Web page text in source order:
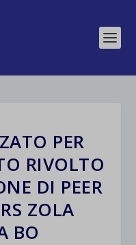
PER
RIVOLTO
DI PEER
ZOLA
BO